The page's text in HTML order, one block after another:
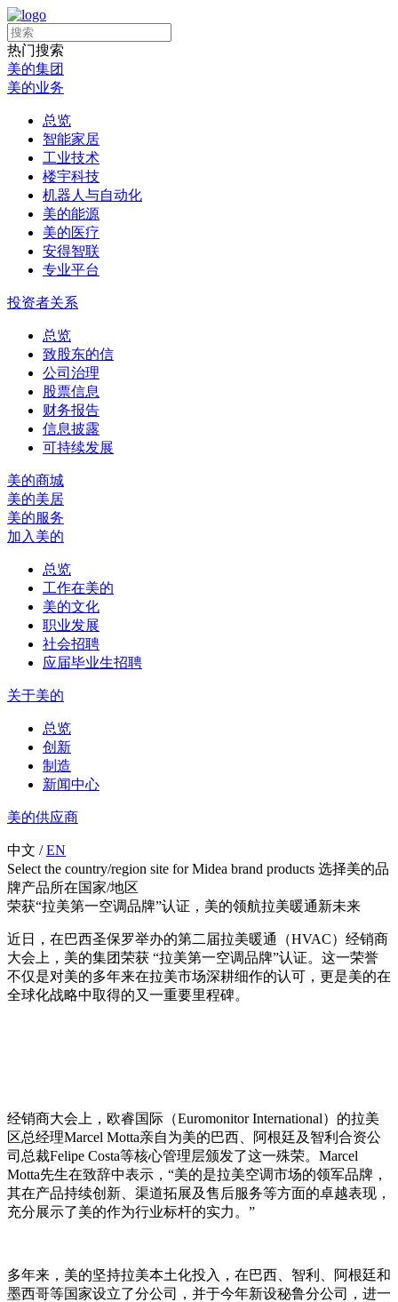
热门搜索
美的集团
美的业务
总览
智能家居
工业技术
楼宇科技
机器人与自动化
美的能源
美的医疗
安得智联
专业平台
投资者关系
总览
致股东的信
公司治理
股票信息
财务报告
信息披露
可持续发展
美的商城
美的美居
美的服务
加入美的
总览
工作在美的
美的文化
职业发展
社会招聘
应届毕业生招聘
关于美的
总览
创新
制造
新闻中心
美的供应商
中文 / EN
Select the country/region site for Midea brand products 选择美的品
牌产品所在国家/地区
荣获“拉美第一空调品牌”认证，美的领航拉美暖通新未来
近日，在巴西圣保罗举办的第二届拉美暖通（HVAC）经销商
大会上，美的集团荣获 “拉美第一空调品牌”认证。这一荣誉
不仅是对美的多年来在拉美市场深耕细作的认可，更是美的在
全球化战略中取得的又一重要里程碑。
经销商大会上，欧睿国际（Euromonitor International）的拉美
区总经理Marcel Motta亲自为美的巴西、阿根廷及智利合资公
司总裁Felipe Costa等核心管理层颁发了这一殊荣。Marcel
Motta先生在致辞中表示，“美的是拉美空调市场的领军品牌，
其在产品持续创新、渠道拓展及售后服务等方面的卓越表现，
充分展示了美的作为行业标杆的实力。”
多年来，美的坚持拉美本土化投入，在巴西、智利、阿根廷和
墨西哥等国家设立了分公司，并于今年新设秘鲁分公司，进一